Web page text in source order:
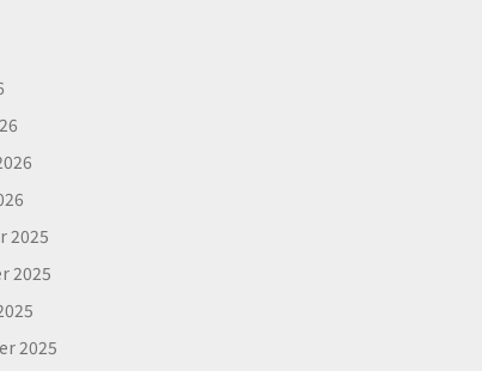
2025
2025
2025